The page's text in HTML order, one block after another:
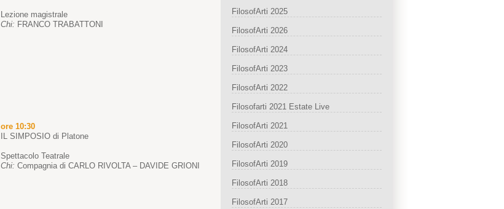
Lezione magistrale
Chi: FRANCO TRABATTONI
ore 10:30
IL SIMPOSIO di Platone
Spettacolo Teatrale
Chi: Compagnia di CARLO RIVOLTA – DAVIDE GRIONI
FilosofArti 2025
FilosofArti 2026
FilosofArti 2024
FilosofArti 2023
FilosofArti 2022
Filosofarti 2021 Estate Live
FilosofArti 2021
FilosofArti 2020
FilosofArti 2019
FilosofArti 2018
FilosofArti 2017